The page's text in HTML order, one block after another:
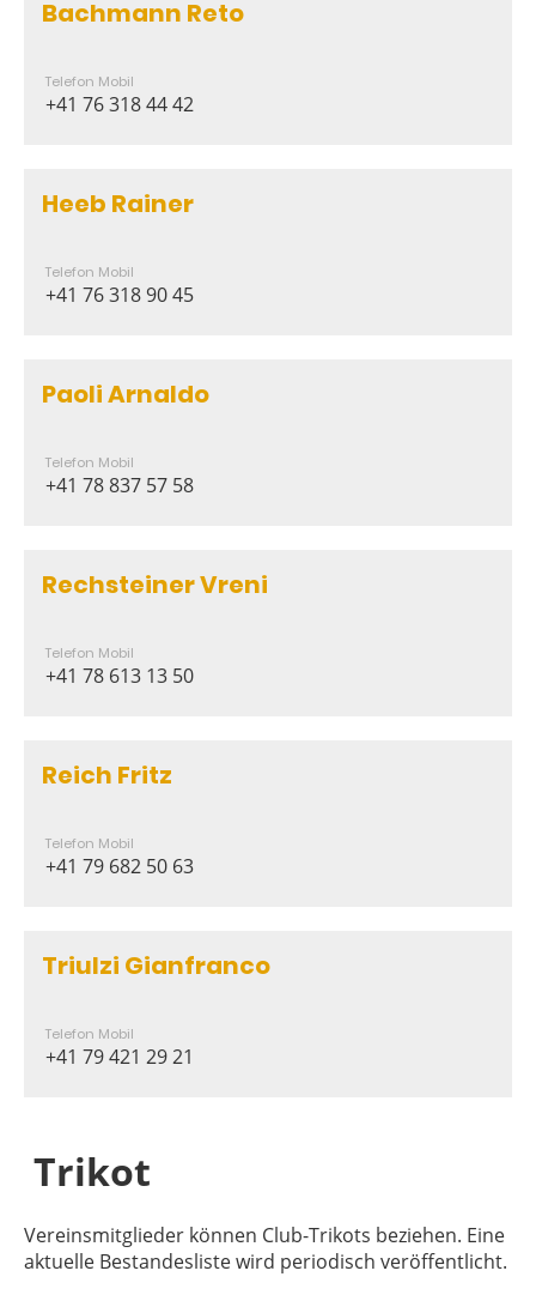
Bachmann Reto
Telefon Mobil
+41 76 318 44 42
Heeb Rainer
Telefon Mobil
+41 76 318 90 45
Paoli Arnaldo
Telefon Mobil
+41 78 837 57 58
Rechsteiner Vreni
Telefon Mobil
+41 78 613 13 50
Reich Fritz
Telefon Mobil
+41 79 682 50 63
Triulzi Gianfranco
Telefon Mobil
+41 79 421 29 21
Trikot
Vereinsmitglieder können Club-Trikots beziehen. Eine
aktuelle Bestandesliste wird periodisch veröffentlicht.